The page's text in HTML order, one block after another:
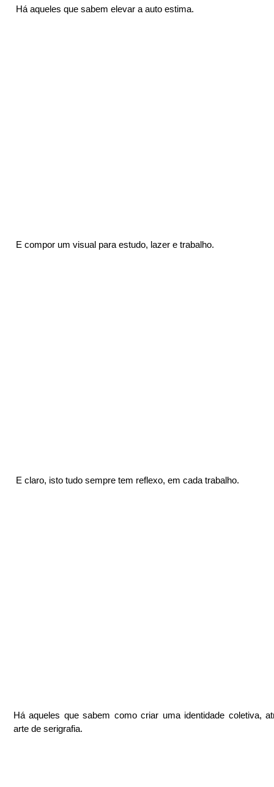
Há aqueles que sabem elevar a auto estima.
E compor um visual para estudo, lazer e trabalho.
E claro, isto tudo sempre tem reflexo, em cada trabalho.
Há aqueles que sabem como criar uma identidade coletiva,
arte de serigrafia.